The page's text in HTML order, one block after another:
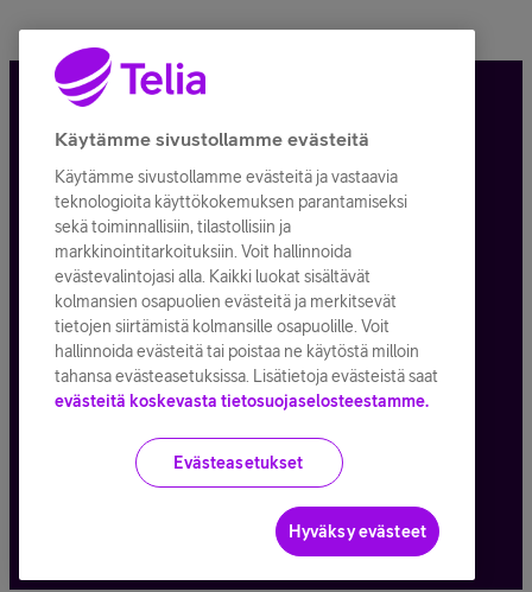
Tietosuoja ja -turva
Tilauksen peruuttaminen
Käyttöehdot
Evästeiden käyttö
Toimitusehdot ja palvelukuvaukset
Kaikki hinnat ALV25,5%
© Telia Company2026
Käytämme sivustollamme evästeitä
Käytämme sivustollamme evästeitä ja vastaavia
teknologioita käyttökokemuksen parantamiseksi
sekä toiminnallisiin, tilastollisiin ja
markkinointitarkoituksiin. Voit hallinnoida
evästevalintojasi alla. Kaikki luokat sisältävät
kolmansien osapuolien evästeitä ja merkitsevät
tietojen siirtämistä kolmansille osapuolille. Voit
hallinnoida evästeitä tai poistaa ne käytöstä milloin
tahansa evästeasetuksissa. Lisätietoja evästeistä saat
evästeitä koskevasta tietosuojaselosteestamme.
Evästeasetukset
Hyväksy evästeet